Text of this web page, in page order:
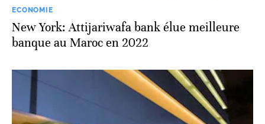
ECONOMIE
New York: Attijariwafa bank élue meilleure
banque au Maroc en 2022